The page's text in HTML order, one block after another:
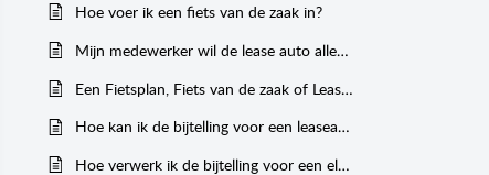
Hoe voer ik een fiets van de zaak in?
Mijn medewerker wil de lease auto alleen zakelijk gaan rijden, wat moet ik aanpassen?
Een Fietsplan, Fiets van de zaak of Leasefiets: Hoe werkt het?
Hoe kan ik de bijtelling voor een leaseauto corrigeren?
Hoe verwerk ik de bijtelling voor een elektrische auto met een waarde boven de 30.000 euro?